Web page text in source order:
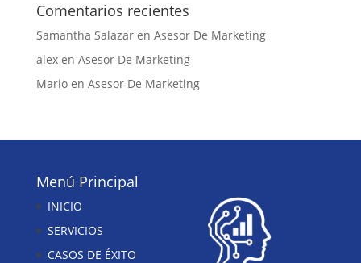
Comentarios recientes
Samantha Salazaren Asesor De Marketing
alexen Asesor De Marketing
Marioen Asesor De Marketing
Menú Principal
INICIO
SERVICIOS
CASOS DE ÉXITO